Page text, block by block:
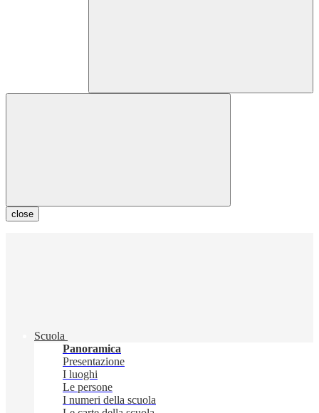
close
Scuola
Panoramica
Presentazione
I luoghi
Le persone
I numeri della scuola